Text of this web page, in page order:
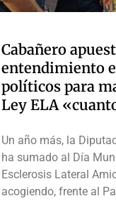
Cabañero
entendimiento
políticos para
Ley ELA
Un año más, la
ha sumado al Día
Esclerosis Lateral
acogiendo, frente al